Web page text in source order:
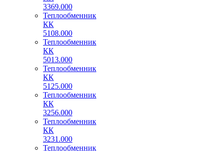
3369.000
Теплообменник
КК
5108.000
Теплообменник
КК
5013.000
Теплообменник
КК
5125.000
Теплообменник
КК
3256.000
Теплообменник
КК
3231.000
Теплообменник